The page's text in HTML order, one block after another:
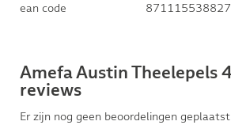
ean code
Amefa Austin Theelepels
reviews
Er zijn nog geen beoordelingen geplaatst